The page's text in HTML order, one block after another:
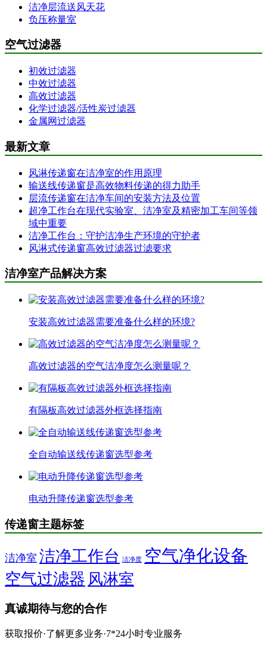
洁净层流送风天花
负压称量室
空气过滤器
初效过滤器
中效过滤器
高效过滤器
化学过滤器/活性炭过滤器
金属网过滤器
最新文章
风淋传递窗在洁净室的作用原理
输送线传递窗是高效物料传递的得力助手
层流传递窗在洁净车间的安装方法及位置
超净工作台在现代实验室、洁净室及精密加工车间等领
域中重要
洁净工作台：守护洁净生产环境的守护者
风淋式传递窗高效过滤器过滤要求
洁净室产品解决方案
安装高效过滤器需要准备什么样的环境?
高效过滤器的空气洁净度怎么测量呢？
有隔板高效过滤器外框选择指南
全自动输送线传递窗选型参考
电动升降传递窗选型参考
传递窗主题标签
洁净室 洁净工作台 洁净度 空气净化设备
空气过滤器 风淋室
真诚期待与您的合作
获取报价·了解更多业务·7*24小时专业服务